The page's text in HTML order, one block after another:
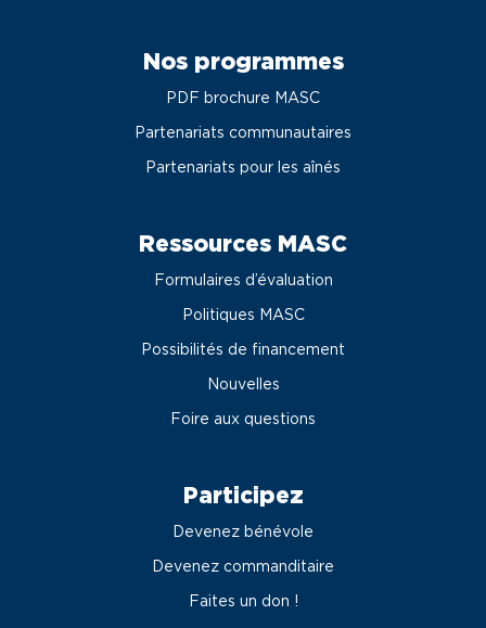
Nos programmes
PDF brochure MASC
Partenariats communautaires
Partenariats pour les aînés
Ressources MASC
Formulaires d’évaluation
Politiques MASC
Possibilités de financement
Nouvelles
Foire aux questions
Participez
Devenez bénévole
Devenez commanditaire
Faites un don !